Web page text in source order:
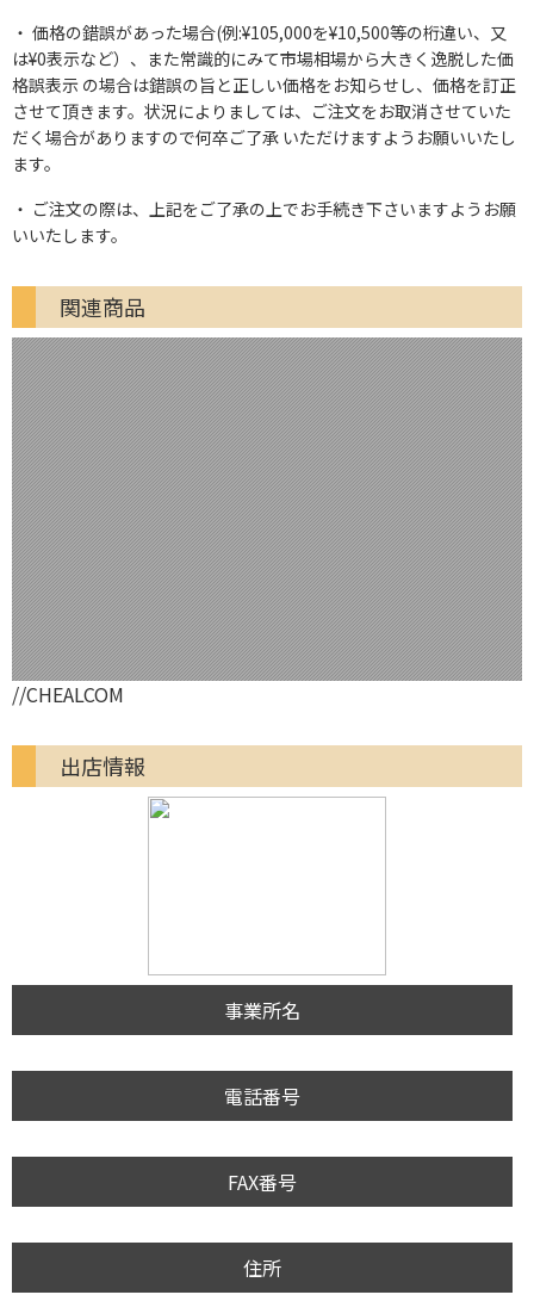
価格の錯誤があった場合(例:¥105,000を¥10,500等の桁違い、又
は¥0表示など）、また常識的にみて市場相場から大きく逸脱した価
格誤表示 の場合は錯誤の旨と正しい価格をお知らせし、価格を訂正
させて頂きます。状況によりましては、ご注文をお取消させていた
だく場合がありますので何卒ご了承 いただけますようお願いいたし
ます。
ご注文の際は、上記をご了承の上でお手続き下さいますようお願
いいたします。
関連商品
//CHEALCOM
出店情報
事業所名
電話番号
FAX番号
住所